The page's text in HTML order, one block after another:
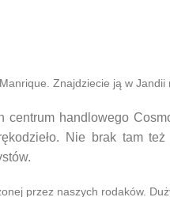
Znajdziecie ją w
handlowego
Nie brak tam
przez naszych rodaków.